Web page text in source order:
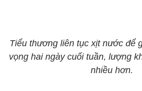
Tiểu thương liên tục xịt nước để
vọng hai ngày cuối tuần, lượng
nhiều hơn.